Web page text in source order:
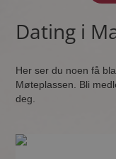
Dating i
Her ser du noen få
Møteplassen. Bli
deg.